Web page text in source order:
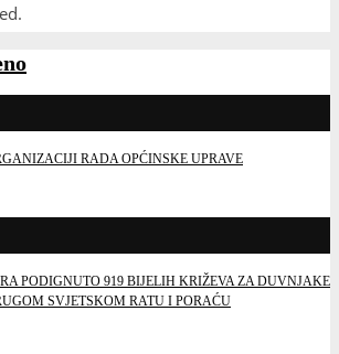
RADA OPĆINSKE UPRAVE
PODIGNUTO 919 BIJELIH KRIŽEVA ZA DUVNJAKE
SVJETSKOM RATU I PORAĆU